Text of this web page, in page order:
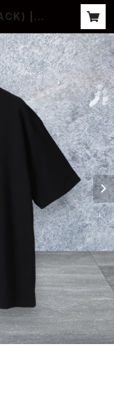
| P